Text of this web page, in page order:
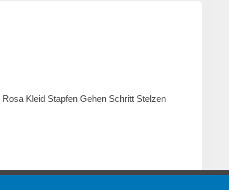
Kleid Stapfen Gehen Schritt Stelzen